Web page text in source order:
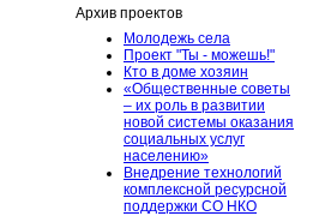
Архив проектов
Молодежь села
Проект "Ты - можешь!"
Кто в доме хозяин
«Общественные советы
– их роль в развитии
новой системы оказания
социальных услуг
населению»
Внедрение технологий
комплексной ресурсной
поддержки СО НКО